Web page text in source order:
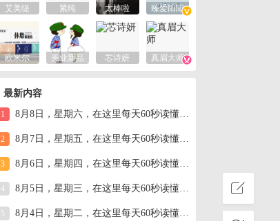
艾美缇 紧纯 太棒啦 臻爱阳阳
欧米尔 美业新品 芯诗妍 真眉大师
最新内容
1 8月8日，星期六，在这里每天60秒读懂世界！
2 8月7日，星期五，在这里每天60秒读懂世界！
3 8月6日，星期四，在这里每天60秒读懂世界！
4 8月5日，星期三，在这里每天60秒读懂世界！
5 8月4日，星期二，在这里每天60秒读懂世界！